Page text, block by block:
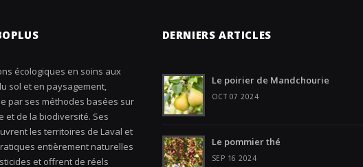
écologiques en soins aux
sol et en paysagement,
par ses méthodes basées sur
et de la biodiversité. Ses
les territoires de Laval et
entièrement naturelles
et offrent de réels
DERNIERS ARTICLES
Le poirier de Mandchourie
OCT 07 2024
Le pommier thé
SEP 16 2024